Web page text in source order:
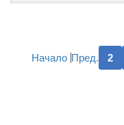
Начало Пред. 2